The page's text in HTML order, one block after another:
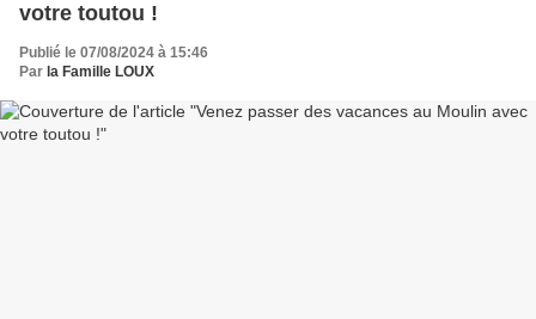
votre toutou !
Publié le 07/08/2024 à 15:46
Par la Famille LOUX